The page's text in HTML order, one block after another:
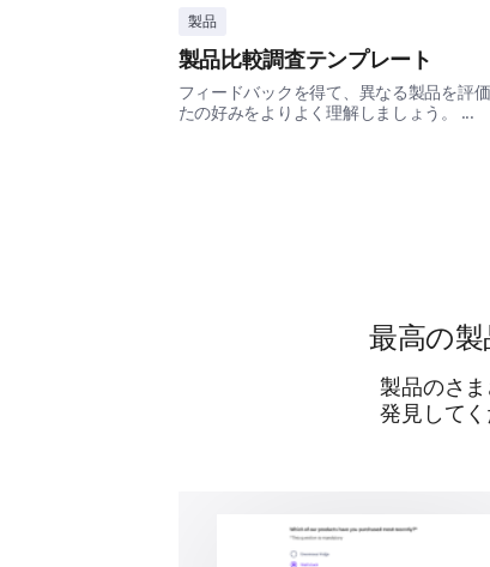
製品
製品比較調査テンプレート
フィードバックを得て、異なる製品を評
たの好みをよりよく理解しましょう。 ...
最高の
製品のさ
発見して